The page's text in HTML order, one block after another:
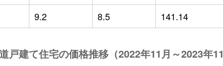
9.2
8.5 141.14